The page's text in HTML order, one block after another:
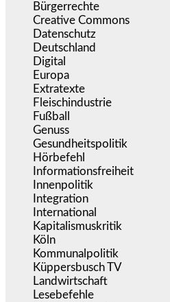
Bürgerrechte
Creative Commons
Datenschutz
Deutschland
Digital
Europa
Extratexte
Fleischindustrie
Fußball
Genuss
Gesundheitspolitik
Hörbefehl
Informationsfreiheit
Innenpolitik
Integration
International
Kapitalismuskritik
Köln
Kommunalpolitik
Küppersbusch TV
Landwirtschaft
Lesebefehle